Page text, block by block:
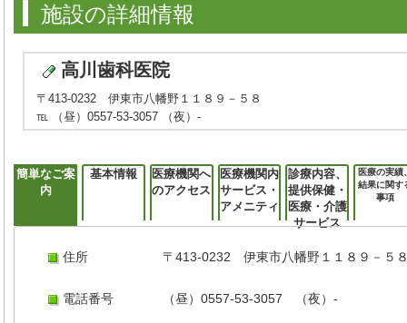
施設の詳細情報
高川歯科医院
〒413-0232 伊東市八幡野１１８９－５８
℡ （昼）0557-53-3057 （夜）-
簡単なご案
内
基本情報
医療機関へ
のアクセス
医療機関内
サービス・
アメニティ
診療内容、
提供保健・
医療・介護
サービス
医療の実績
結果に関す
事項
住所 〒413-0232 伊東市八幡野１１８９－５
電話番号 （昼）0557-53-3057 （夜）-